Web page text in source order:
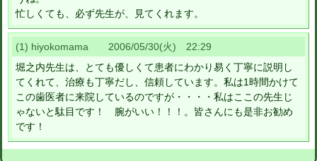
忙しくても、必ず先生が、見てくれます。
(1) hiyokomama 2006/05/30(火) 22:29
堀之内先生は、とても優しくて患者にわかり易く丁寧に説明し
てくれて、治療も丁寧だし、信頼しています。私は1時間かけて
この歯医者に来院しているのですが・・・・私はここの先生じ
ゃないと駄目です！ 腕がいい！！！。皆さんにも是非お勧め
です！